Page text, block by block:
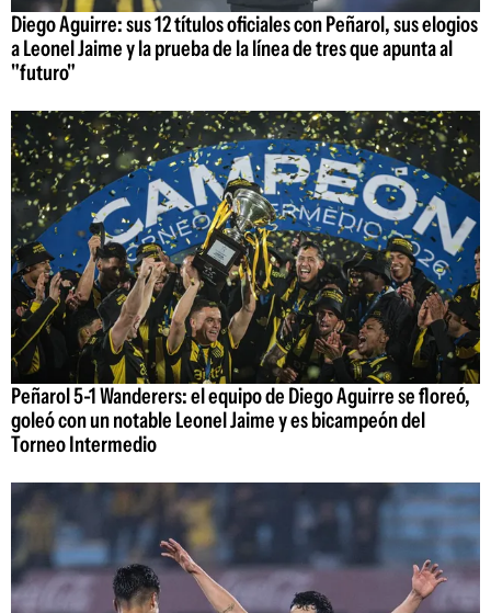
Diego Aguirre: sus 12 títulos oficiales con Peñarol, sus elogios
a Leonel Jaime y la prueba de la línea de tres que apunta al
"futuro"
Peñarol 5-1 Wanderers: el equipo de Diego Aguirre se floreó,
goleó con un notable Leonel Jaime y es bicampeón del
Torneo Intermedio